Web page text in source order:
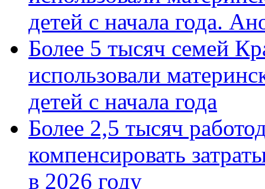
детей с начала года.
Более 5 тысяч семей
использовали
детей с начала года
Более 2,5 тысяч
компенсировать
в 2026 году